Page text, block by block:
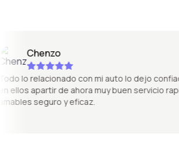
Chenzo
lo relacionado con mi auto lo dejo confiado
apartir de ahora muy buen servicio rapido
seguro y eficaz.